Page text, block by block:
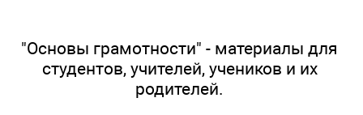
"Основы грамотности" - материалы для
студентов, учителей, учеников и их
родителей.